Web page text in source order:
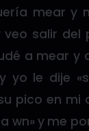
mear y
veo salir
a mear y
yo le dije
pico en
wn» y me